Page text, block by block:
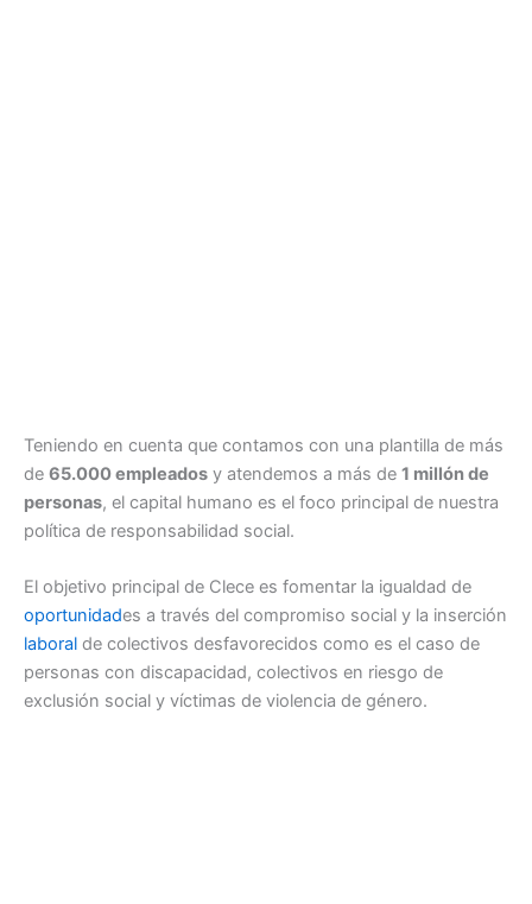
Teniendo en cuenta que contamos con una plantilla de más
de 65.000 empleados y atendemos a más de 1 millón de
personas, el capital humano es el foco principal de nuestra
política de responsabilidad social.
El objetivo principal de Clece es fomentar la igualdad de
oportunidades a través del compromiso social y la inserción
laboral de colectivos desfavorecidos como es el caso de
personas con discapacidad, colectivos en riesgo de
exclusión social y víctimas de violencia de género.